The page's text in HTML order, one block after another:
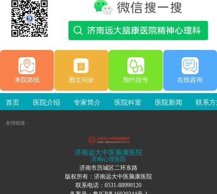
来院路线 图文问诊 预约挂号 在线咨询
首页 医院介绍 专家简介 医院科室 医院新闻 联系
友情链接：
济南远大中医脑康医院
济南心理医院
济南市历城区二环东路
版权所有：济南远大中医脑康医院
联系电话：0531-88999120